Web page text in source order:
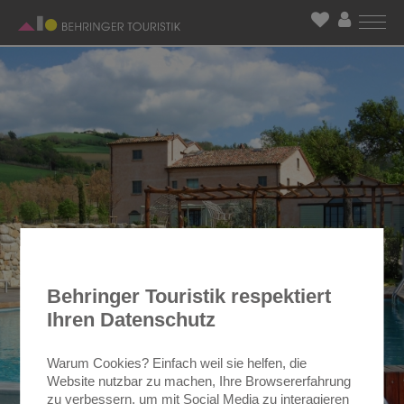
Behringer Touristik respektiert
Ihren Datenschutz
Warum Cookies? Einfach weil sie helfen, die
Website nutzbar zu machen, Ihre Browsererfahrung
zu verbessern, um mit Social Media zu interagieren